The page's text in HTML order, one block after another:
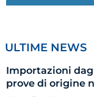
ULTIME NEWS
Importazioni
prove di origine